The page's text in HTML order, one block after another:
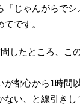
『じゃんがらで
です。
したところ、こ
が都心から1時間
ない、と線引き